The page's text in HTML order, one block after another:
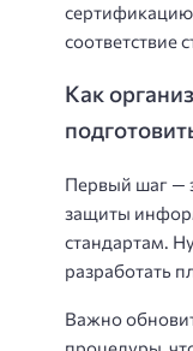
соответствие
Как
Первый шаг —
защиты
стандартам.
разработать
Важно